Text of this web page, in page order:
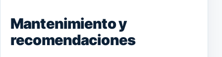
Mantenimiento y
recomendaciones